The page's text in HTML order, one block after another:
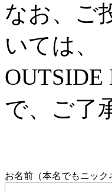
なお、ご
いては、
で、ご了
お名前（本名でもニック